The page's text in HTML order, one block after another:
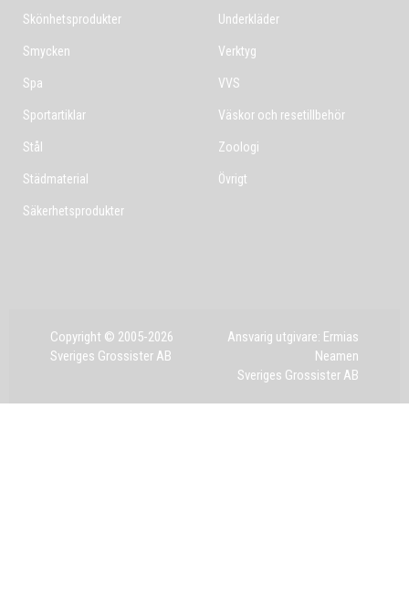
Skönhetsprodukter
Smycken
Spa
Sportartiklar
Stål
Städmaterial
Säkerhetsprodukter
Underkläder
Verktyg
VVS
Väskor och resetillbehör
Zoologi
Övrigt
Copyright © 2005-2026
Sveriges Grossister AB
Ansvarig utgivare: Ermias
Neamen
Sveriges Grossister AB